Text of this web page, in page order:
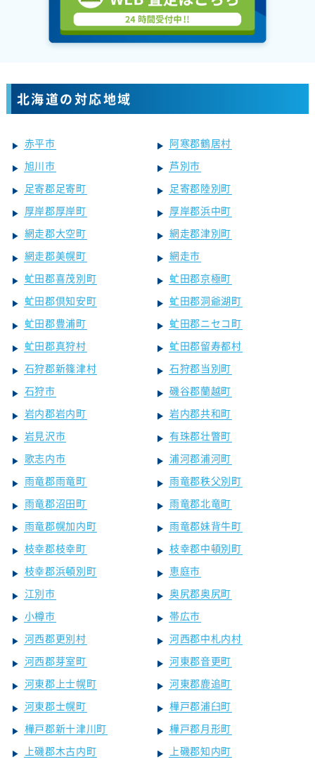
北海道の対応地域
赤平市
阿寒郡鶴居村
旭川市
芦別市
足寄郡足寄町
足寄郡陸別町
厚岸郡厚岸町
厚岸郡浜中町
網走郡大空町
網走郡津別町
網走郡美幌町
網走市
虻田郡喜茂別町
虻田郡京極町
虻田郡倶知安町
虻田郡洞爺湖町
虻田郡豊浦町
虻田郡ニセコ町
虻田郡真狩村
虻田郡留寿都村
石狩郡新篠津村
石狩郡当別町
石狩市
磯谷郡蘭越町
岩内郡岩内町
岩内郡共和町
岩見沢市
有珠郡壮瞥町
歌志内市
浦河郡浦河町
雨竜郡雨竜町
雨竜郡秩父別町
雨竜郡沼田町
雨竜郡北竜町
雨竜郡幌加内町
雨竜郡妹背牛町
枝幸郡枝幸町
枝幸郡中頓別町
枝幸郡浜頓別町
恵庭市
江別市
奥尻郡奥尻町
小樽市
帯広市
河西郡更別村
河西郡中札内村
河西郡芽室町
河東郡音更町
河東郡上士幌町
河東郡鹿追町
河東郡士幌町
樺戸郡浦臼町
樺戸郡新十津川町
樺戸郡月形町
上磯郡木古内町
上磯郡知内町